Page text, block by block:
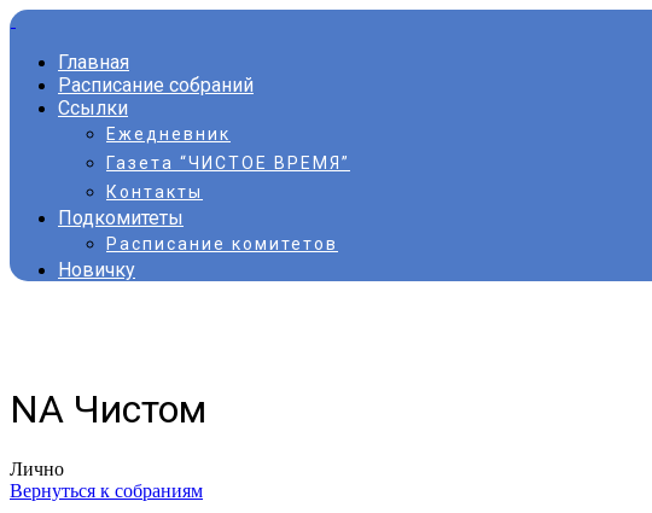
Главная
Расписание собраний
Ссылки
Ежедневник
Газета “ЧИСТОЕ ВРЕМЯ”
Контакты
Подкомитеты
Расписание комитетов
Новичку
NA Чистом
Лично
Вернуться к собраниям